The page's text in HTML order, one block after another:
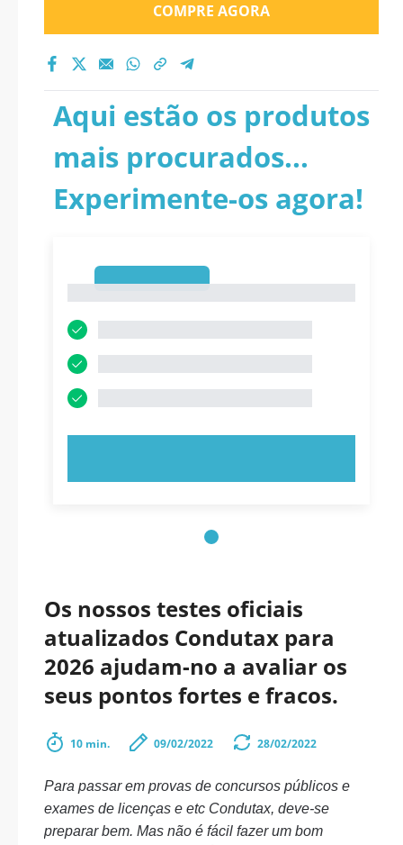
COMPRE AGORA
Aqui estão os produtos
mais procurados...
Experimente-os agora!
Os nossos testes oficiais
atualizados Condutax para
2026 ajudam-no a avaliar os
seus pontos fortes e fracos.
10 min. 09/02/2022 28/02/2022
Para passar em provas de concursos públicos e
exames de licenças e etc Condutax, deve-se
preparar bem. Mas não é fácil fazer um bom